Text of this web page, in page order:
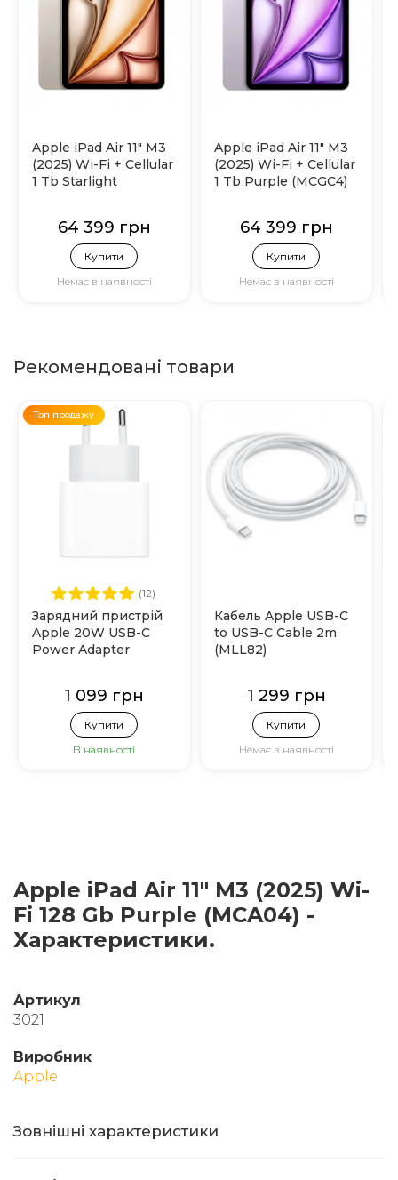
Apple iPad Air 11" M3
(2025) Wi-Fi + Cellular
1 Tb Starlight
64 399 грн
Купити
Немає в наявності
Apple iPad Air 11" M3
(2025) Wi-Fi + Cellular
1 Tb Purple (MCGC4)
64 399 грн
Купити
Немає в наявності
Рекомендовані товари
Топ продажу
(12)
Зарядний пристрій
Apple 20W USB-C
Power Adapter
1 099 грн
Купити
В наявності
Кабель Apple USB-C
to USB-C Cable 2m
(MLL82)
1 299 грн
Купити
Немає в наявності
Apple iPad Air 11" M3 (2025) Wi-
Fi 128 Gb Purple (MCA04) -
Характеристики.
Артикул
3021
Виробник
Apple
Зовнішні характеристики